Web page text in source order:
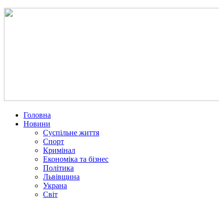
Головна
Новини
Суспільне життя
Спорт
Кримінал
Економіка та бізнес
Політика
Львівщина
Украна
Світ